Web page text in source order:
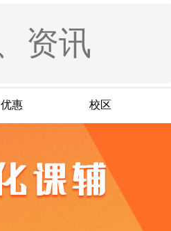
优惠 校区